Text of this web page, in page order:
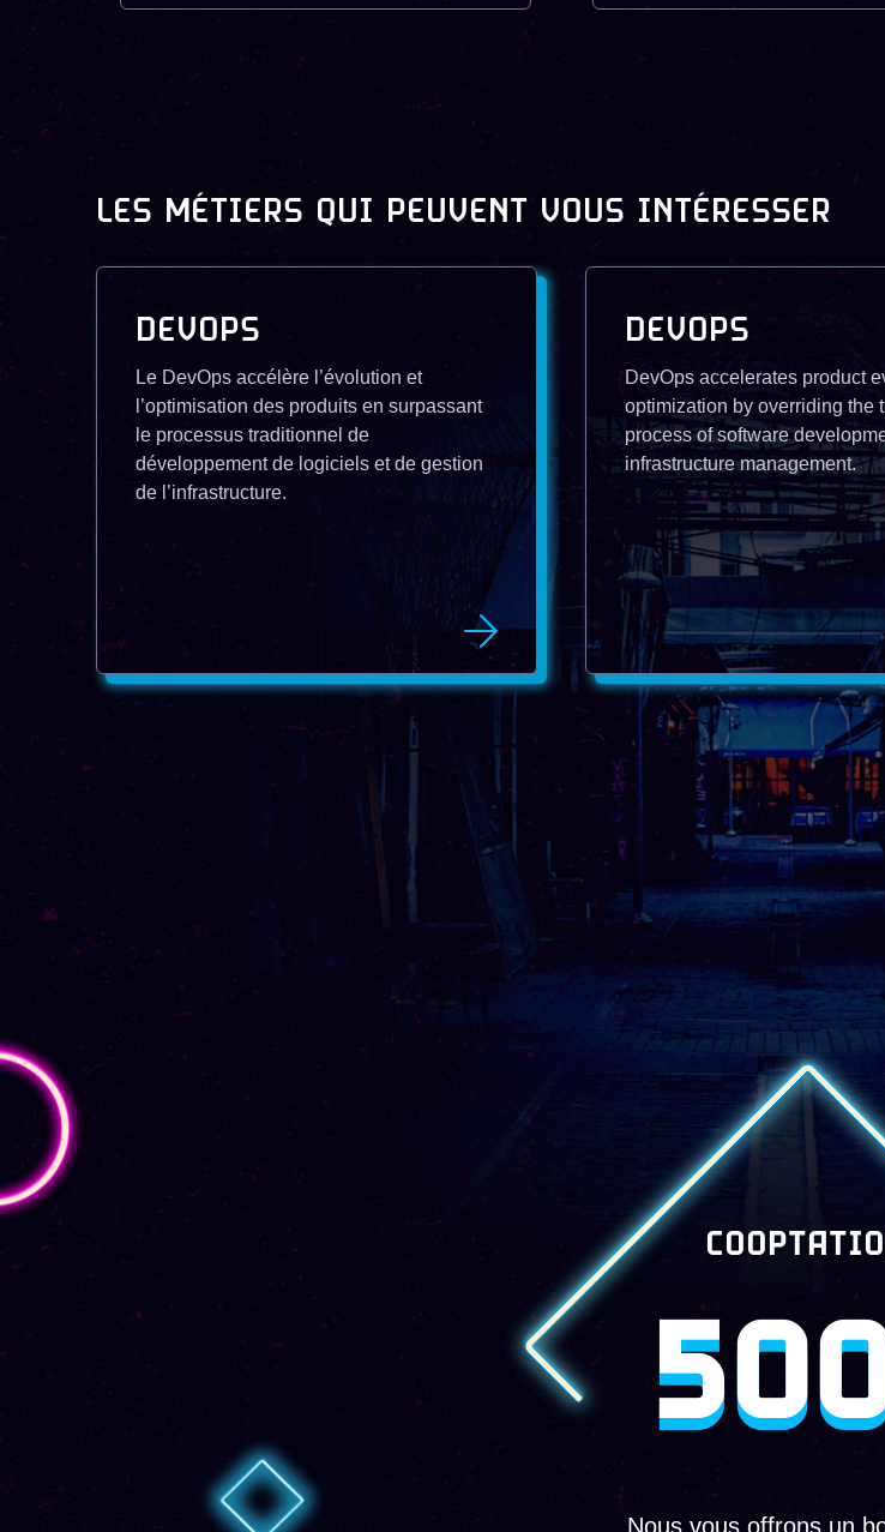
LES MÉTIERS QUI PEUVENT VOUS INTÉRESSER
DEVOPS
Le DevOps accélère l’évolution et
l’optimisation des produits en surpassant
le processus traditionnel de
développement de logiciels et de gestion
de l’infrastructure.
DEVOPS
DevOps accelerates product
optimization by overriding the
process of software
infrastructure management.
Nous vous offrons un